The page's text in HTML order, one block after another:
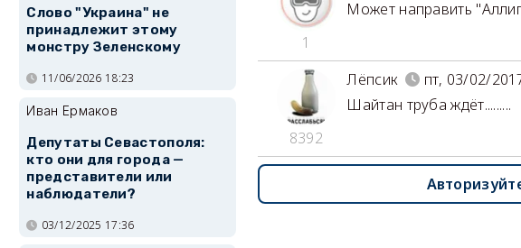
1
Может направить
8392
Лёпсик
пт, 03/02/
Шайтан труба ждёт.........
Слово "Украина" не
принадлежит этому
монстру Зеленскому
11/06/2026 18:23
Иван Ермаков
Депутаты Севастополя:
кто они для города —
представители или
наблюдатели?
03/12/2025 17:36